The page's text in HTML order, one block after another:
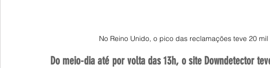
No Reino Unido, o pico das reclamações teve 20
Do meio-dia até por volta das 13h, o site Downdetector